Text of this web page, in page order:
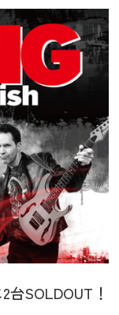
SOLDOUT！